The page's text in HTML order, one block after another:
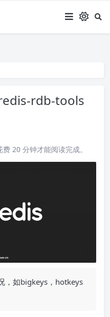
rdb-tools
20 分钟才能阅读完成。
，如bigkeys，hotkeys